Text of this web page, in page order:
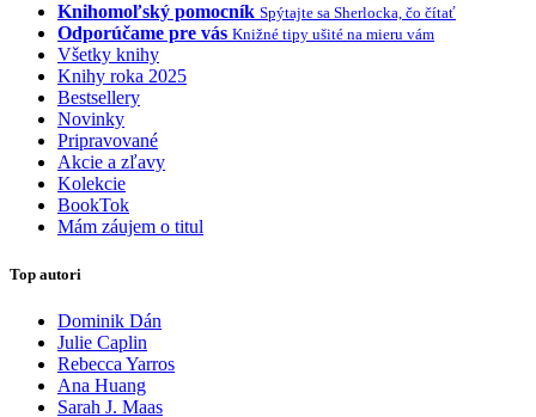
Knihomoľský pomocník Spýtajte sa Sherlocka, čo čítať
Odporúčame pre vás Knižné tipy ušité na mieru vám
Všetky knihy
Knihy roka 2025
Bestsellery
Novinky
Pripravované
Akcie a zľavy
Kolekcie
BookTok
Mám záujem o titul
Top autori
Dominik Dán
Julie Caplin
Rebecca Yarros
Ana Huang
Sarah J. Maas